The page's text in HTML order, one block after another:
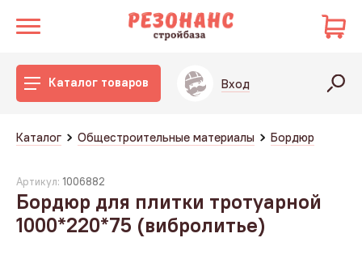
Каталог товаров Вход
Каталог Общестроительные материалы Бордюр
Артикул: 1006882
Бордюр для плитки тротуарной
1000*220*75 (вибролитье)